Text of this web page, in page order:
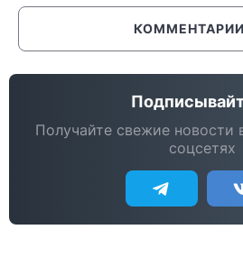
КОММЕНТАРИИ
Получайте свежие новости
соцсетях